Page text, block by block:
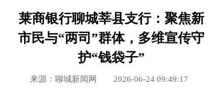
莱商银行聊城莘县支行：聚焦新
市民与“两司”群体，多维宣传守
护“钱袋子”
来源：聊城新闻网 2026-06-24 09:49:17